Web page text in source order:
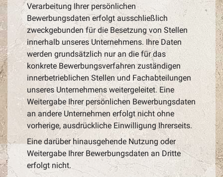
Verarbeitung Ihrer persönlichen
Bewerbungsdaten erfolgt ausschließlich
zweckgebunden für die Besetzung von Stellen
innerhalb unseres Unternehmens. Ihre Daten
werden grundsätzlich nur an die für das
konkrete Bewerbungsverfahren zuständigen
innerbetrieblichen Stellen und Fachabteilungen
unseres Unternehmens weitergeleitet. Eine
Weitergabe Ihrer persönlichen Bewerbungsdaten
an andere Unternehmen erfolgt nicht ohne
vorherige, ausdrückliche Einwilligung Ihrerseits.
Eine darüber hinausgehende Nutzung oder
Weitergabe Ihrer Bewerbungsdaten an Dritte
erfolgt nicht.